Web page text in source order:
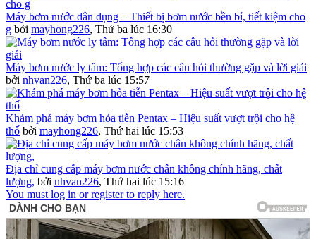
Máy bơm nước dân dụng – Thiết bị bơm nước bền bỉ, tiết kiệm cho
g bởi mayhong226, Thứ ba lúc 16:30
Máy bơm nước ly tâm: Tổng hợp các câu hỏi thường gặp và lời giải
bởi nhvan226, Thứ ba lúc 15:57
Khám phá máy bơm hỏa tiễn Pentax – Hiệu suất vượt trội cho hệ
thố bởi mayhong226, Thứ hai lúc 15:53
Địa chỉ cung cấp máy bơm nước chân không chính hãng, chất
lượng, bởi nhvan226, Thứ hai lúc 15:16
You must log in or register to reply here.